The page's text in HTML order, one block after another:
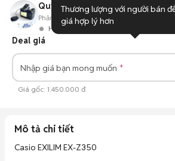
Quyên Cao Út
Hoạt động 4 ngày trước
Phản hồi: 92%8 Đã bán
Deal giá
Nhập giá bạn mong muốn
Giá gốc: 1.450.000 đ
Mô tả chi tiết
Casio EXILIM EX-Z350
Thương lượng với người bán
giá hợp lý hơn